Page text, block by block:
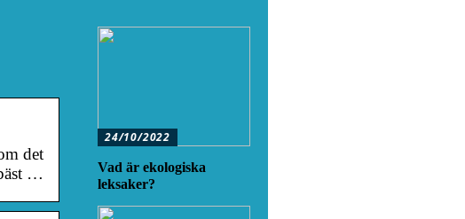
det
…
24/10/2022
Vad är ekologiska
leksaker?